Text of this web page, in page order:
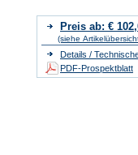
Preis ab: €
(siehe
Details /
PDF-Prospektblatt